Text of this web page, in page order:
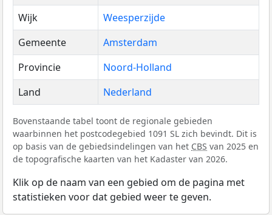
Wijk
Weesperzijde
Gemeente
Amsterdam
Provincie
Noord-Holland
Land
Nederland
Bovenstaande tabel toont de regionale gebieden
waarbinnen het postcodegebied 1091 SL zich bevindt. Dit is
op basis van de gebiedsindelingen van het CBS van 2025 en
de topografische kaarten van het Kadaster van 2026.
Klik op de naam van een gebied om de pagina met
statistieken voor dat gebied weer te geven.